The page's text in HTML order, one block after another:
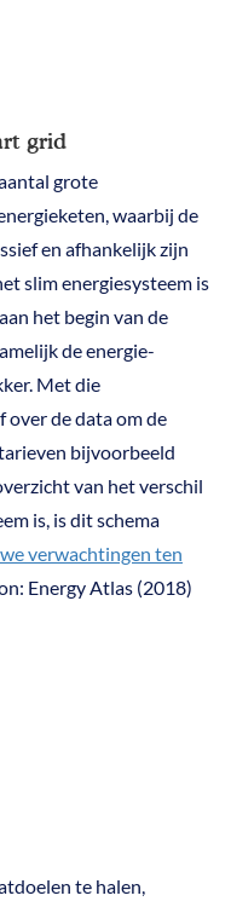
grid
grote
waarbij de
en afhankelijk zijn
slim energiesysteem is
het begin van de
de energie-
Met die
over de data om de
bijvoorbeeld
van het verschil
is, is dit schema
verwachtingen ten
Energy Atlas (2018)
te halen,